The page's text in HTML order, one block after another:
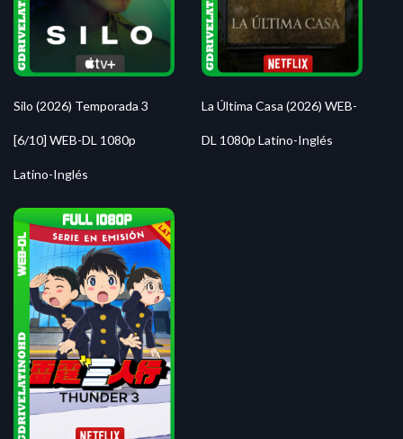
Silo (2026) Temporada 3
[6/10] WEB-DL 1080p
Latino-Inglés
La Última Casa (2026) WEB-
DL 1080p Latino-Inglés